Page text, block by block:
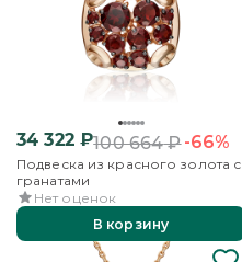
34 322₽100 664₽-66%
Подвеска из красного золота с
гранатами
Нет оценок
В корзину